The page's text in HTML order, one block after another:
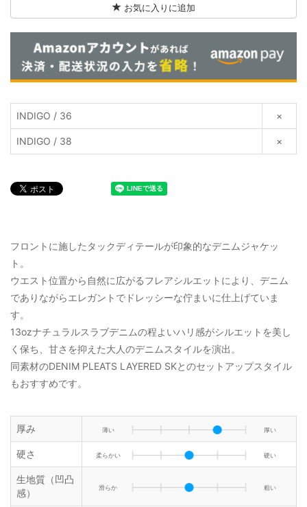
お気に入りに追加
INDIGO / 36 ×
INDIGO / 38 ×
フロントに施したタックディテールが印象的なデニムジャケッ
ト。
ウエスト位置から自然に広がるフレアシルエットにより、デニム
でありながらエレガントでドレッシーな佇まいに仕上げていま
す。
13ozナチュラルスラブデニムの程よいハリ感がシルエットを美し
く保ち、甘さを抑えた大人のデニムスタイルを演出。
同素材のDENIM PLEATS LAYERED SKとのセットアップスタイル
もおすすめです。
厚み 薄い 厚い
硬さ 柔らかい 硬い
生地質（凹凸
感）
滑らか 粗い